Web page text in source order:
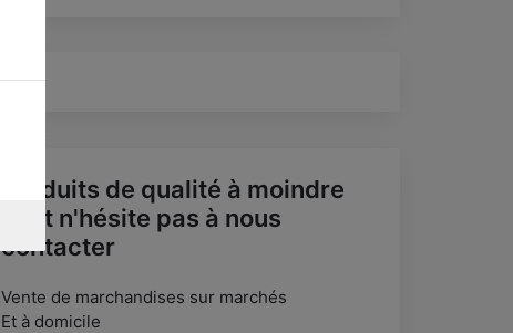
Produits de qualité à moindre
coût n'hésite pas à nous
contacter
Vente de marchandises sur marchés
Et à domicile